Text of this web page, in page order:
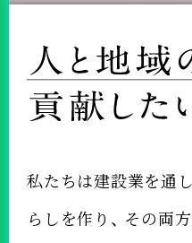
私たちは建設業を通
らしを作り、 その両